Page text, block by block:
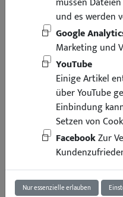
Paket
klein
Paket
6,90€
Versandkosten
und es werden
Google
Marketing und
YouTube
Einige Artikel
über YouTube
Einbindung
Setzen von
FacebookZur
Nur essenzielle erlauben